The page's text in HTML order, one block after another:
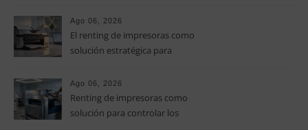
especialidad
Ago 06, 2026
El renting de impresoras como
solución estratégica para
pymes
Ago 06, 2026
Renting de impresoras como
solución para controlar los